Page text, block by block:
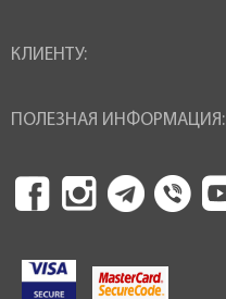
КЛИЕНТУ:
ПОЛЕЗНАЯ ИНФОРМАЦИЯ: